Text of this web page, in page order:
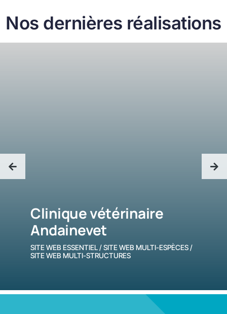
Nos dernières réalisations
Clinique vétérinaire
Andainevet
SITE WEB ESSENTIEL / SITE WEB MULTI-ESPÈCES /
SITE WEB MULTI-STRUCTURES